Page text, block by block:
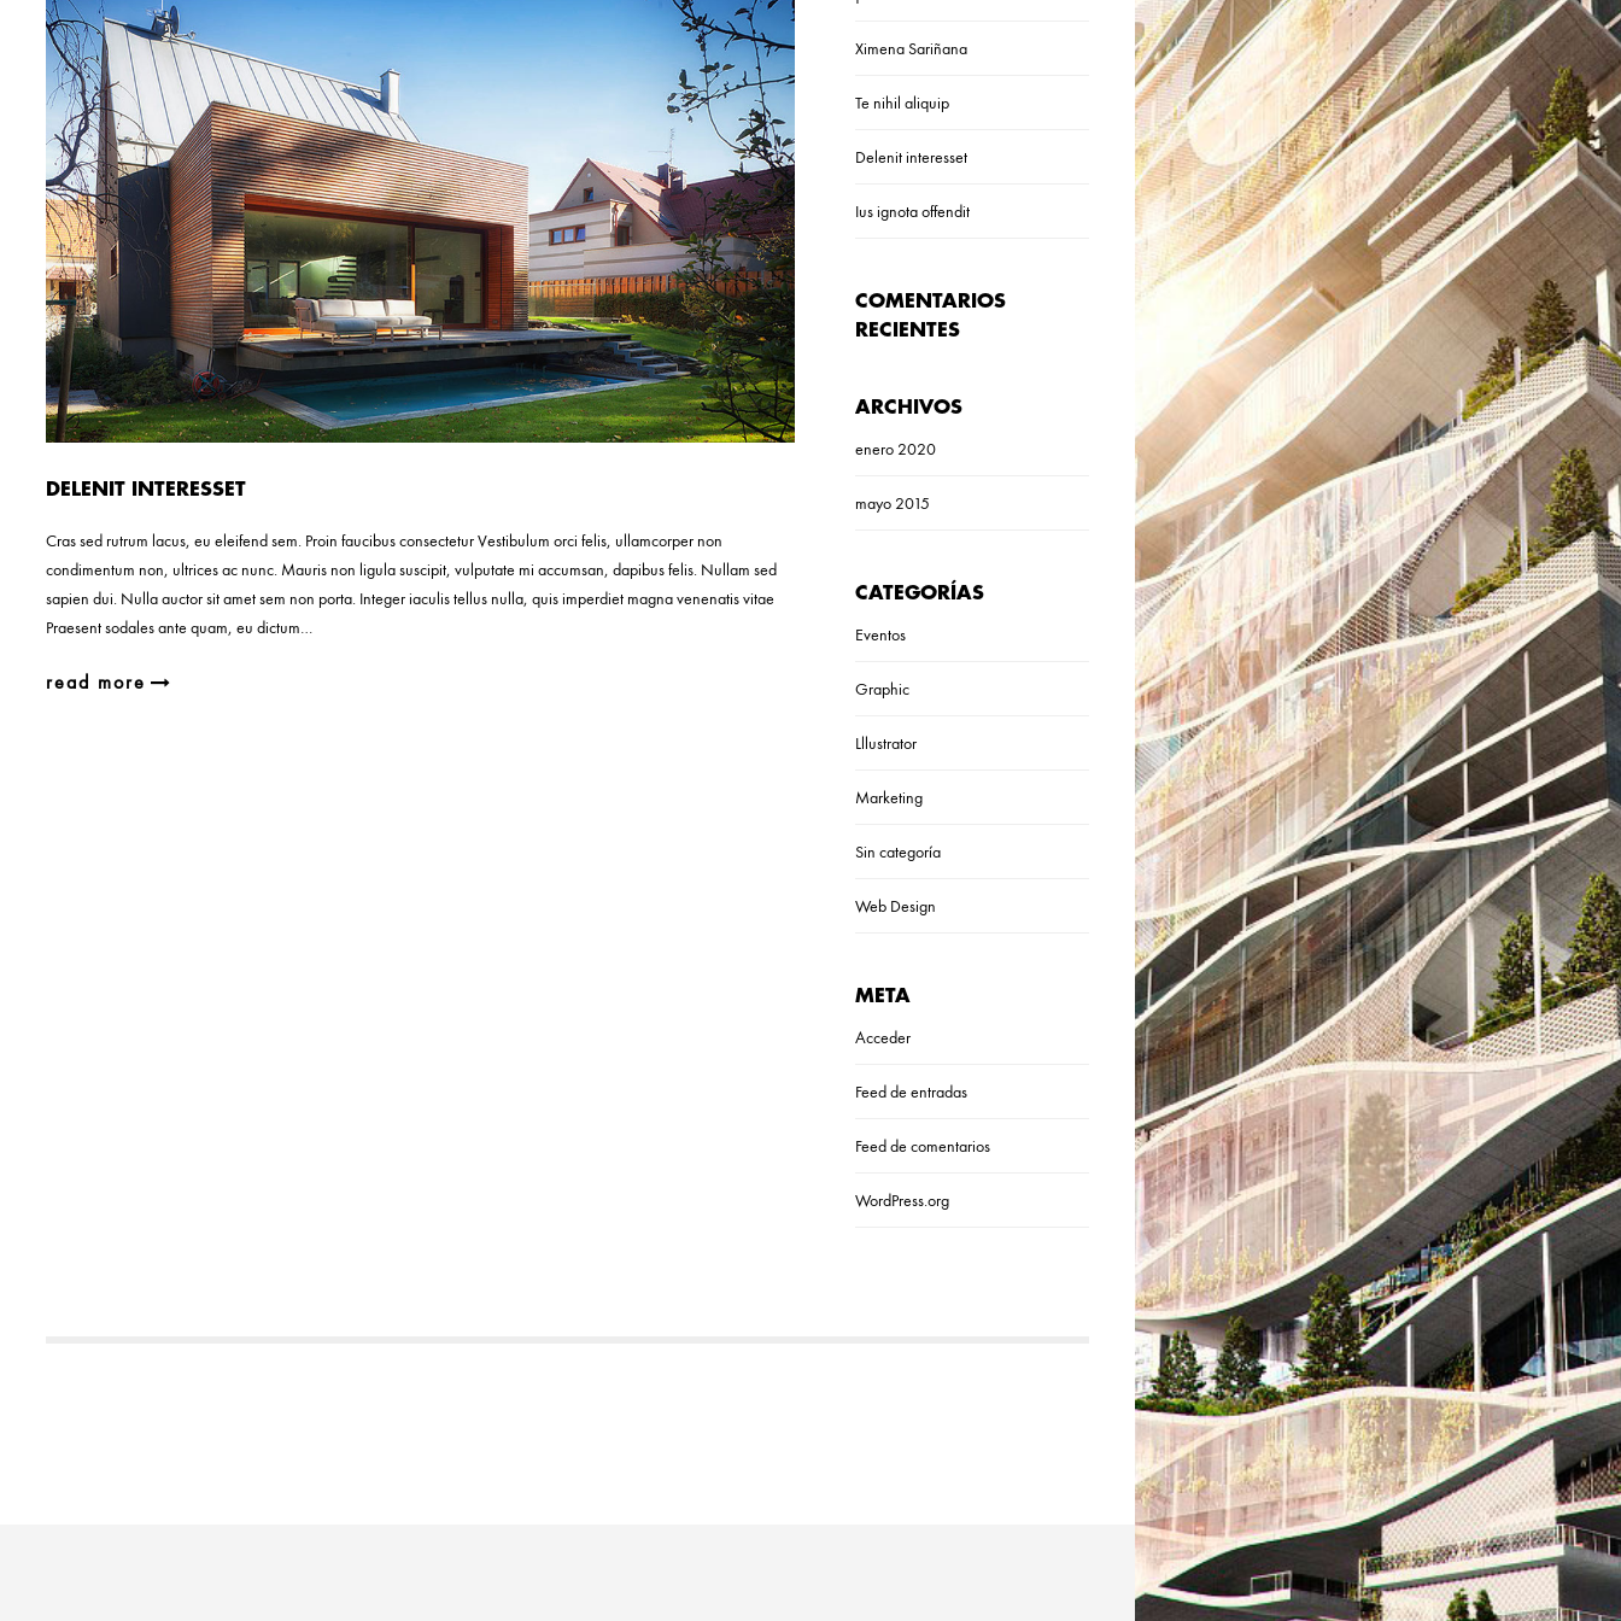
DELENIT INTERESSET
Cras sed rutrum lacus, eu eleifend sem. Proin faucibus consectetur Vestibulum orci felis, ullamcorper non
condimentum non, ultrices ac nunc. Mauris non ligula suscipit, vulputate mi accumsan, dapibus felis. Nullam sed
sapien dui. Nulla auctor sit amet sem non porta. Integer iaculis tellus nulla, quis imperdiet magna venenatis vitae
Praesent sodales ante quam, eu dictum…
read more
Ximena Sariñana
Te nihil aliquip
Delenit interesset
Ius ignota offendit
COMENTARIOS
RECIENTES
ARCHIVOS
enero 2020
mayo 2015
CATEGORÍAS
Eventos
Graphic
Lllustrator
Marketing
Sin categoría
Web Design
META
Acceder
Feed de entradas
Feed de comentarios
WordPress.org